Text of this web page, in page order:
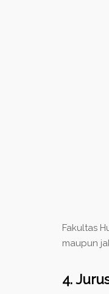
Fakultas
maupun
4.